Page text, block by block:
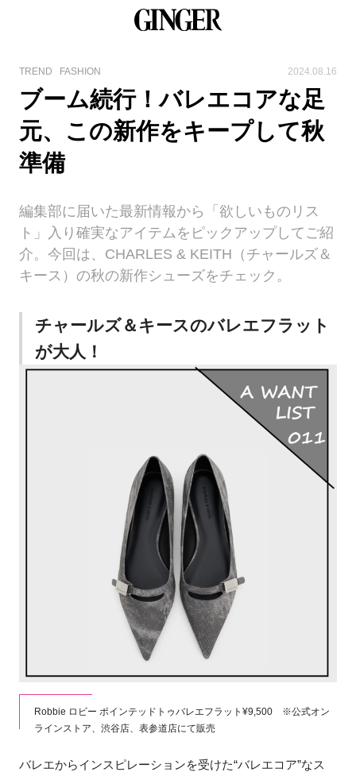
TREND FASHION 2024.08.16
ブーム続行！バレエコアな足
元、この新作をキープして秋
準備
編集部に届いた最新情報から「欲しいものリス
ト」入り確実なアイテムをピックアップしてご紹
介。今回は、CHARLES & KEITH（チャールズ＆
キース）の秋の新作シューズをチェック。
チャールズ＆キースのバレエフラット
が大人！
Robbie ロビー ポインテッドトゥバレエフラット¥9,500 ※公式オン
ラインストア、渋谷店、表参道店にて販売
バレエからインスピレーションを受けた“バレエコア”なス